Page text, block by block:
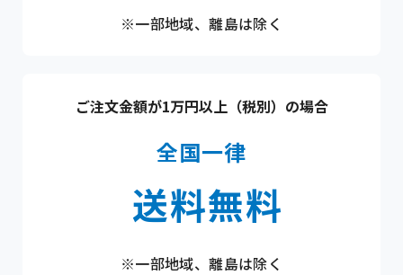
※一部地域、離島は除く
ご注文金額が1万円以上（税別）の場合
全国一律
送料無料
※一部地域、離島は除く